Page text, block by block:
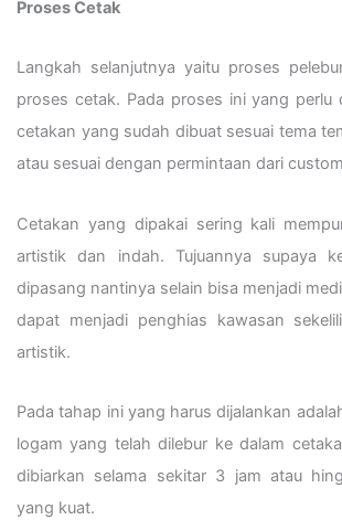
Proses Cetak
Langkah selanjutnya yaitu proses
proses cetak. Pada proses ini yang perlu
cetakan yang sudah dibuat sesuai tema
atau sesuai dengan permintaan dari
Cetakan yang dipakai sering kali
artistik dan indah. Tujuannya supaya
dipasang nantinya selain bisa menjadi
dapat menjadi penghias kawasan
artistik.
Pada tahap ini yang harus dijalankan
logam yang telah dilebur ke dalam
dibiarkan selama sekitar 3 jam atau
yang kuat.